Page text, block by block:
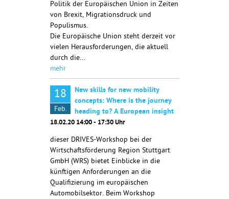
Politik der Europäischen Union in Zeiten
von Brexit, Migrationsdruck und
Populismus.
Die Europäische Union steht derzeit vor
vielen Herausforderungen, die aktuell
durch die…
mehr
18
Feb.
New skills for new mobility
concepts: Where is the journey
heading to? A European insight
18.02.20 14:00 - 17:30 Uhr
dieser DRIVES-Workshop bei der
Wirtschaftsförderung Region Stuttgart
GmbH (WRS) bietet Einblicke in die
künftigen Anforderungen an die
Qualifizierung im europäischen
Automobilsektor. Beim Workshop